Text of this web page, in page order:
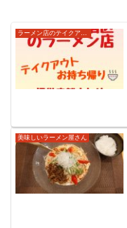
美味しいラーメン屋さん